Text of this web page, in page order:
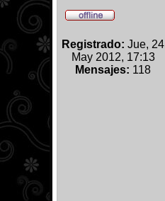
Registrado: Jue, 24
May 2012, 17:13
Mensajes: 118